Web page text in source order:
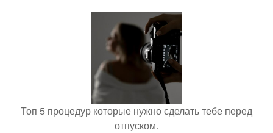
Топ 5 процедур которые нужно сделать тебе перед
отпуском.